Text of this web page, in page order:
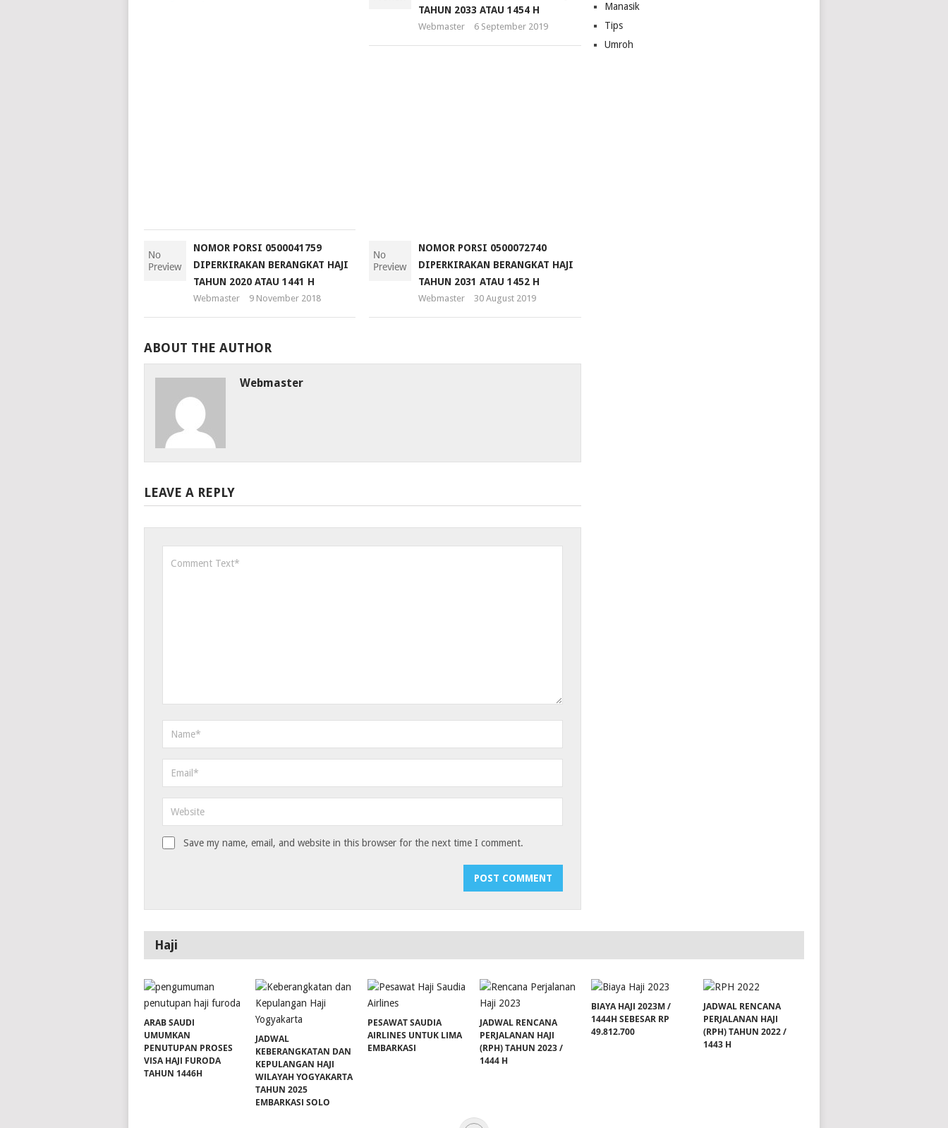
DIPERKIRAKAN
BERANGKAT
TAHUN 2033 ATAU 1454 H
Webmaster 6 September 2019
NOMOR PORSI 0500041759
DIPERKIRAKAN BERANGKAT HAJI
TAHUN 2020 ATAU 1441 H
Webmaster 9 November 2018
NOMOR PORSI 0500072740
DIPERKIRAKAN BERANGKAT HAJI
TAHUN 2031 ATAU 1452 H
Webmaster 30 August 2019
ABOUT THE AUTHOR
Webmaster
LEAVE A REPLY
Save my name, email, and website in this browser for the next time I comment.
Manasik
Tips
Umroh
Haji
ARAB SAUDI
UMUMKAN
PENUTUPAN PROSES
VISA HAJI FURODA
TAHUN 1446H
JADWAL
KEBERANGKATAN DAN
KEPULANGAN HAJI
WILAYAH YOGYAKARTA
TAHUN 2025
EMBARKASI SOLO
PESAWAT SAUDIA
AIRLINES UNTUK LIMA
EMBARKASI
JADWAL RENCANA
PERJALANAN HAJI
(RPH) TAHUN 2023 /
1444 H
BIAYA HAJI 2023M /
1444H SEBESAR RP
49.812.700
JADWAL RENCANA
PERJALANAN HAJI
(RPH) TAHUN 2022 /
1443 H